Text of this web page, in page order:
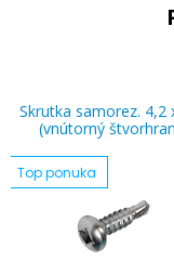
Skrutka samorez. 4,2
(vnútorný
Top ponuka